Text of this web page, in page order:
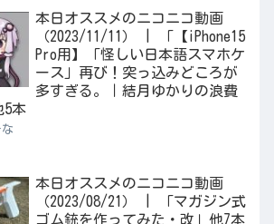
本日オススメのニコニコ動画
（2023/11/11） | 「【iPhone15
Pro用】「怪しい日本語スマホケ
ース」再び！突っ込みどころが
多すぎる。｜結月ゆかりの浪費
5本
本日オススメのニコニコ動画
（2023/08/21） | 「マガジン式
ゴム銃を作ってみた・改」他7本